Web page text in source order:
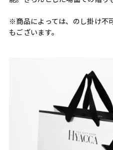
※商品によっては、のし掛け不
もございます。